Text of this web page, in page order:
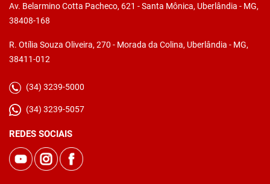
Av. Belarmino Cotta Pacheco, 621 - Santa Mônica, Uberlândia - MG,
38408-168
R. Otília Souza Oliveira, 270 - Morada da Colina, Uberlândia - MG,
38411-012
(34) 3239-5000
(34) 3239-5057
REDES SOCIAIS